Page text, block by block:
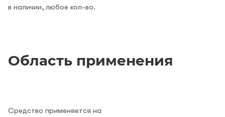
в наличии, любое кол-во.
Область применения
Средство применяется на